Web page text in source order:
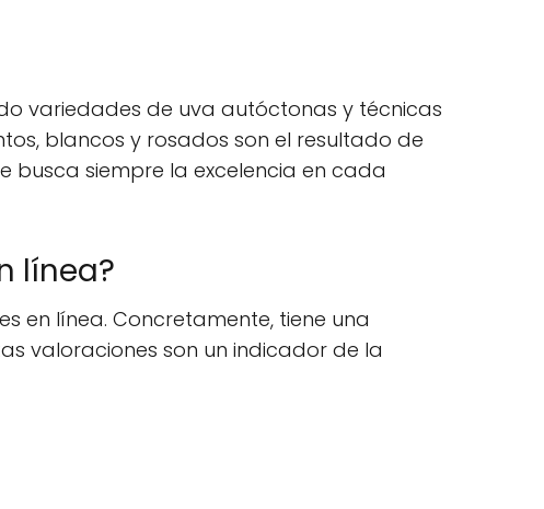
variedades de uva autóctonas y técnicas
blancos y rosados son el resultado de
busca siempre la excelencia en cada
línea?
en línea. Concretamente, tiene una
valoraciones son un indicador de la